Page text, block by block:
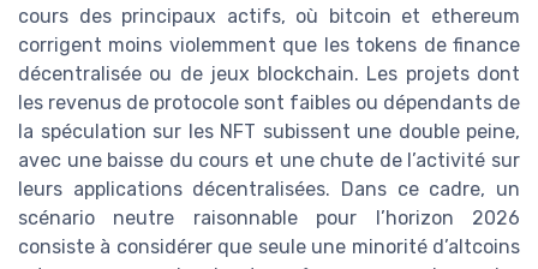
cours des principaux actifs, où bitcoin et ethereum
corrigent moins violemment que les tokens de finance
décentralisée ou de jeux blockchain. Les projets dont
les revenus de protocole sont faibles ou dépendants de
la spéculation sur les NFT subissent une double peine,
avec une baisse du cours et une chute de l’activité sur
leurs applications décentralisées. Dans ce cadre, un
scénario neutre raisonnable pour l’horizon 2026
consiste à considérer que seule une minorité d’altcoins